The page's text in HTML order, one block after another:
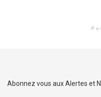
Abonnez vous aux Alertes et